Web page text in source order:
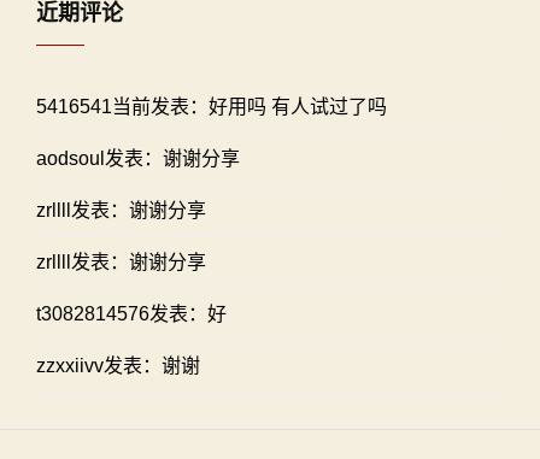
近期评论
5416541当前发表：好用吗 有人试过了吗
aodsoul发表：谢谢分享
zrllll发表：谢谢分享
zrllll发表：谢谢分享
t3082814576发表：好
zzxxiivv发表：谢谢